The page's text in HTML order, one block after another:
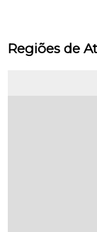
Regiões de